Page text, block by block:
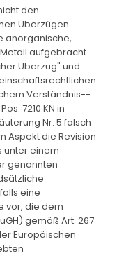
den
Überzügen
anorganische,
aufgebracht.
Überzug" und
Verständnis--
7210 KN in
Nr. 5 falsch
Aspekt die Revision
unter einem
genannten
eine
vor, die dem
gemäß Art. 267
Europäischen